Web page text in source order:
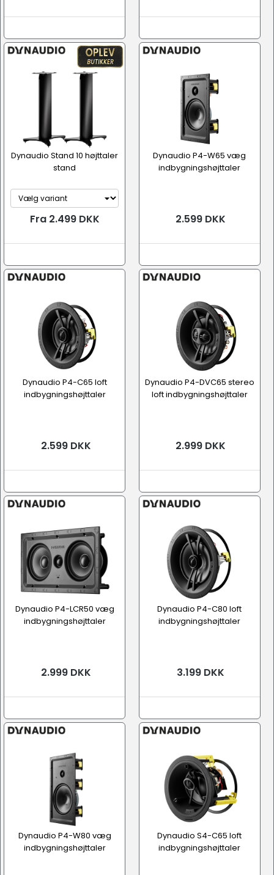
Dynaudio Stand 10 højttaler
stand
Fra 2.499 DKK
Dynaudio P4-W65 væg
indbygningshøjttaler
2.599 DKK
Dynaudio P4-C65 loft
indbygningshøjttaler
2.599 DKK
Dynaudio P4-DVC65 stereo
loft indbygningshøjttaler
2.999 DKK
Dynaudio P4-LCR50 væg
indbygningshøjttaler
2.999 DKK
Dynaudio P4-C80 loft
indbygningshøjttaler
3.199 DKK
Dynaudio P4-W80 væg
indbygningshøjttaler
Dynaudio S4-C65 loft
indbygningshøjttaler